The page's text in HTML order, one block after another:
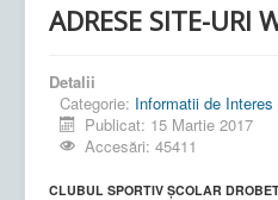
ADRESE SITE-URI
Detalii
Categorie: Informatii de Interes
Publicat: 15 Martie 2017
Accesări: 45411
CLUBUL SPORTIV ȘCOLAR